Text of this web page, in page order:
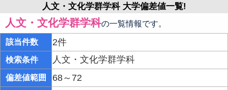
人文・文化学群学科 大学偏差値一覧!
人文・文化学群学科の一覧情報です。
該当件数 2件
検索条件 人文・文化学群学科
偏差値範囲 68～72